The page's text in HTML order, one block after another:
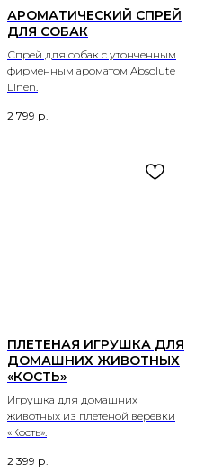
АРОМАТИЧЕСКИЙ СПРЕЙ
ДЛЯ СОБАК
Спрей для собак с утонченным
фирменным ароматом Absolute
Linen.
2 799 р.
ПЛЕТЕНАЯ ИГРУШКА ДЛЯ
ДОМАШНИХ ЖИВОТНЫХ
«КОСТЬ»
Игрушка для домашних
животных из плетеной веревки
«Кость».
2 399 р.